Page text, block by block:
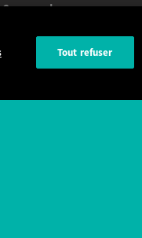
Commande
Assistance
Conseils & guide d'achat
Tout refuser